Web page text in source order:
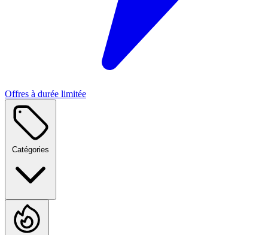
Offres à durée limitée
Catégories